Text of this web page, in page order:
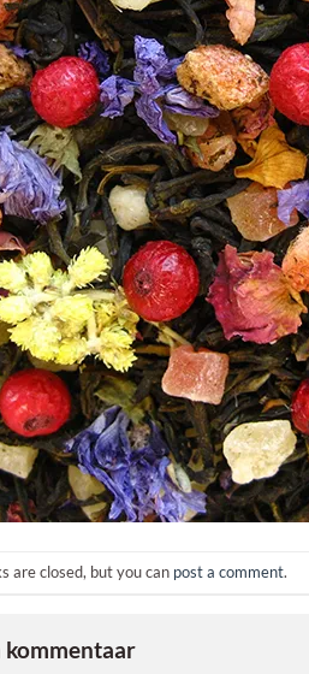
are closed, but you can post a comment.
kommentaar